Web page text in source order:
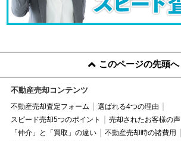
このページの先頭へ
不動産売却コンテンツ
不動産売却査定フォーム
選ばれる4つの理由
スピード売却5つのポイント
売却されたお客様の声
「仲介」と「買取」の違い
不動産売却時の諸費用